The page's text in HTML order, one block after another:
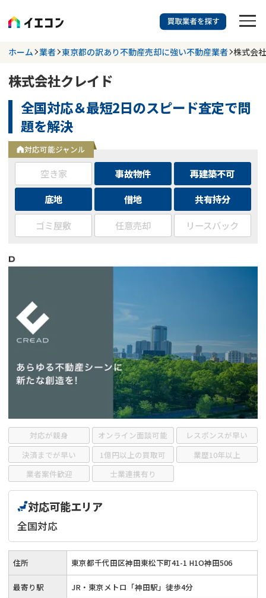
訳あり物件に強い業者を探す
都道府県を選択
掲載業者 703
件
更新日 :2026年07月31日
業者を探す
相談内容で探す
空き家 事故物件
再建築不可
ゴミ屋敷
不動産コラム
不動産売却
訳あり不動産
不動産相続
借地 不動産リースバック
空き家
アンケート調査
ホーム 業者 東京都の訳あり不動産売却に強い不動産業者 株式会
株式会社クレイド
全国対応＆最短2日のスピード査定で問
題を解決
対応可能ジャンル
空き家 事故物件
再建築不可
底地
借地
共有持分
ゴミ屋敷
任意売却 リースバック
対応が親身 オンライン面談可能
レスポンスが早い
決済までが早い
1億円以上の買取可
業歴10年以上
業者案件歓迎
士業連携有り
対応可能エリア
全国対応
住所 東京都千代田区神田東松下町41-1 H1O神田506
最寄り駅 JR・東京メトロ「神田駅」徒歩4分